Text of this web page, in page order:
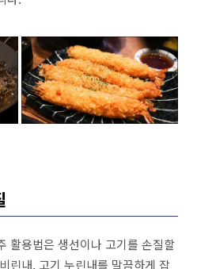
활용법은 생선이나 고기를 손질할
린내, 고기 누린내를 말끔하게 잡